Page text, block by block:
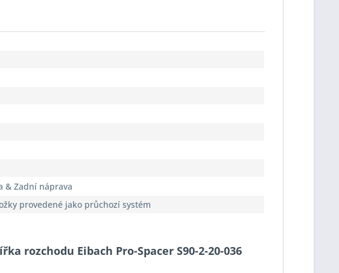
& Zadní náprava
provedené jako průchozí systém
rozchodu Eibach Pro-Spacer S90-2-20-036